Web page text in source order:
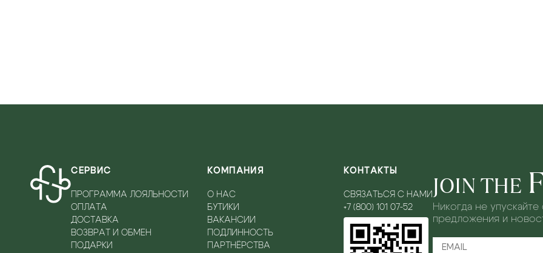
СЕРВИС
ПРОГРАММА ЛОЯЛЬНОСТИ
ОПЛАТА
ДОСТАВКА
ВОЗВРАТ И ОБМЕН
ПОДАРКИ
КОМПАНИЯ
О НАС
БУТИКИ
ВАКАНСИИ
ПОДЛИННОСТЬ
ПАРТНЁРСТВА
КОНТАКТЫ
СВЯЗАТЬСЯ С НАМИ
+7 (800) 101 07-52
JOIN THE
Никогда не
предложения и